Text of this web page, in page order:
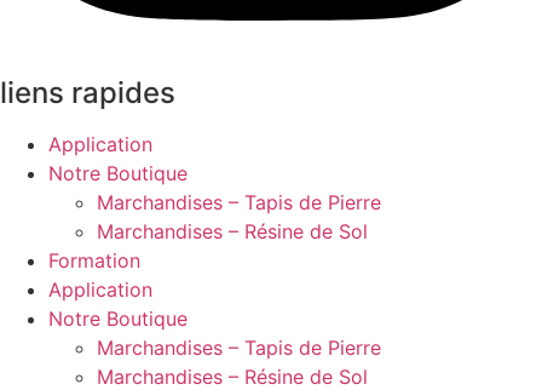
liens rapides
Application
Notre Boutique
Marchandises – Tapis de Pierre
Marchandises – Résine de Sol
Formation
Application
Notre Boutique
Marchandises – Tapis de Pierre
Marchandises – Résine de Sol